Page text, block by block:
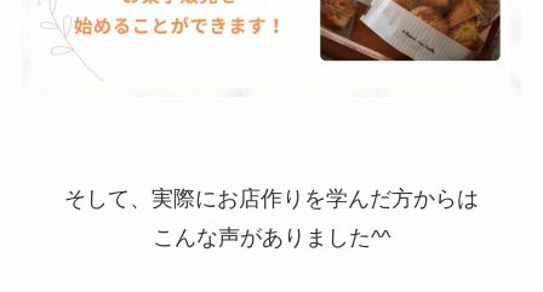
そして、実際にお店作りを学んだ方からは
こんな声がありました^^